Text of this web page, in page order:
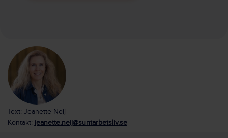
Text: Jeanette Neij
Kontakt: jeanette.neij@suntarbetsliv.se